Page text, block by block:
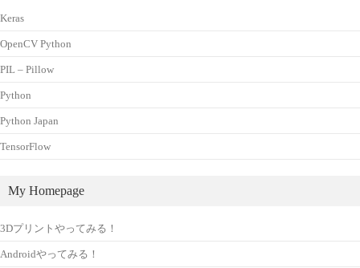
Keras
OpenCV Python
PIL – Pillow
Python
Python Japan
TensorFlow
My Homepage
3Dプリントやってみる！
Androidやってみる！